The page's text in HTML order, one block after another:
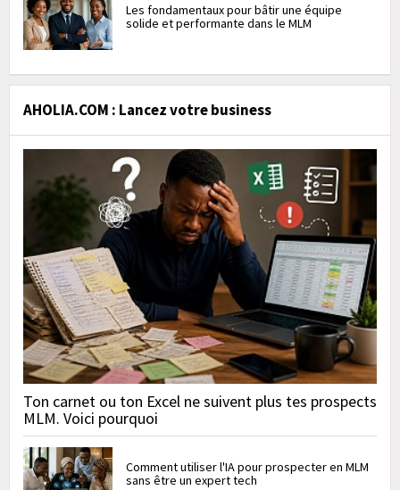
Les fondamentaux pour bâtir une équipe
solide et performante dans le MLM
AHOLIA.COM : Lancez votre business
Ton carnet ou ton Excel ne suivent plus tes prospects
MLM. Voici pourquoi
Comment utiliser l'IA pour prospecter en MLM
sans être un expert tech